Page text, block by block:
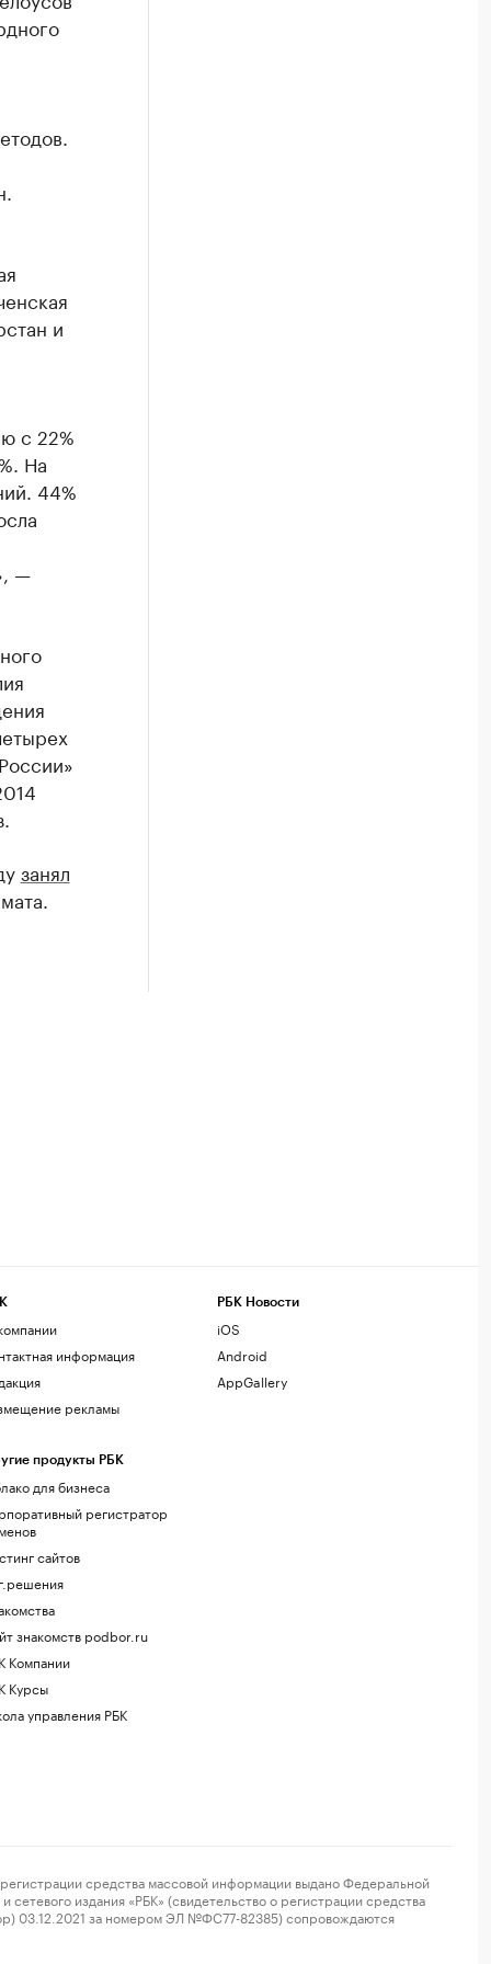
и
с 22%
На
44%
—
занял
информация
рекламы
продукты РБК
для бизнеса
регистратор
сайтов
знакомств podbor.ru
Компании
Курсы
управления РБК
РБК Новости
iOS
Android
AppGallery
средства массовой информации выдано Федеральной
издания «РБК» (свидетельство о регистрации средства
03.12.2021 за номером ЭЛ №ФС77-82385) сопровождаются